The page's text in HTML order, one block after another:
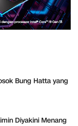
Bung Hatta yang
Diyakini Menang